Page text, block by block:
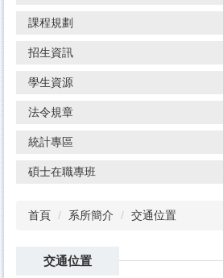
課程規劃
招生資訊
學生資源
法令規章
統計專區
碩士在職專班
首頁 系所簡介 交通位置
交通位置